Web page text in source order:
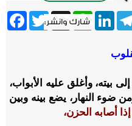
Twitter X
WhatsApp
LinkedIn
بيته، وأغلق عليه الأبواب،
ضوء النهار، يضع بينه وبين
أصابه الحزن،